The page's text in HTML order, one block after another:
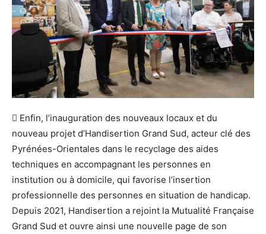
 Enfin, l’inauguration des nouveaux locaux et du
nouveau projet d’Handisertion Grand Sud, acteur clé des
Pyrénées-Orientales dans le recyclage des aides
techniques en accompagnant les personnes en
institution ou à domicile, qui favorise l’insertion
professionnelle des personnes en situation de handicap.
Depuis 2021, Handisertion a rejoint la Mutualité Française
Grand Sud et ouvre ainsi une nouvelle page de son